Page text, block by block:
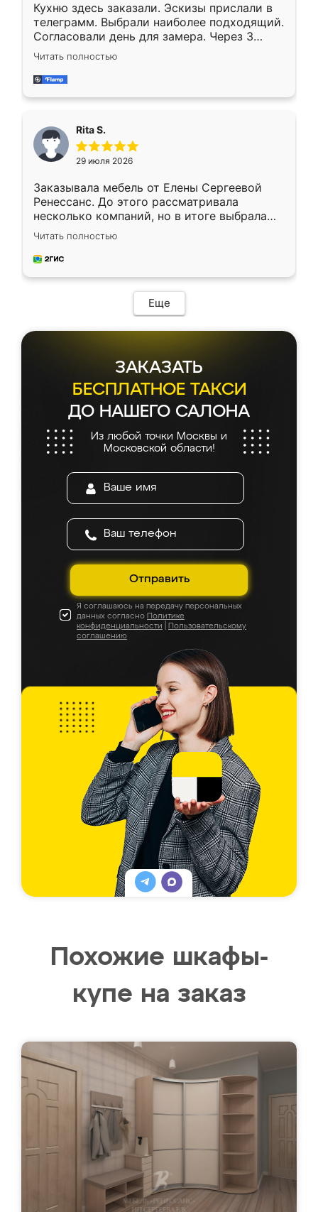
Кухню здесь заказали. Эскизы прислали в
телеграмм. Выбрали наиболее подходящий.
Согласовали день для замера. Через 3
недели кухня была уже готова. Остались
довольны работой. Спасибо Ренессанс
мебель за качественную работу!
Читать полностью
Rita S.
29 июля 2026
Заказывала мебель от Елены Сергеевой
Ренессанс. До этого рассматривала
несколько компаний, но в итоге выбрала
эту. Сначала обговорили условия, потом
приехал замерщик, всё спокойно объяснил
и снял размеры. Изготовили в срок, с
мебель сразу встала на свое место без
каких-либо доработок. Качеством осталась
довольна, все выглядит так, как и ожидала.
Читать полностью
Еще
ЗАКАЗАТЬ
БЕСПЛАТНОЕ ТАКСИ
ДО НАШЕГО САЛОНА
Из любой точки Москвы и
Московской области!
Отправить
Я соглашаюсь на передачу персональных
данных согласно Политике
конфиденциальности
Пользовательскому
соглашению
Похожие шкафы-
купе на заказ